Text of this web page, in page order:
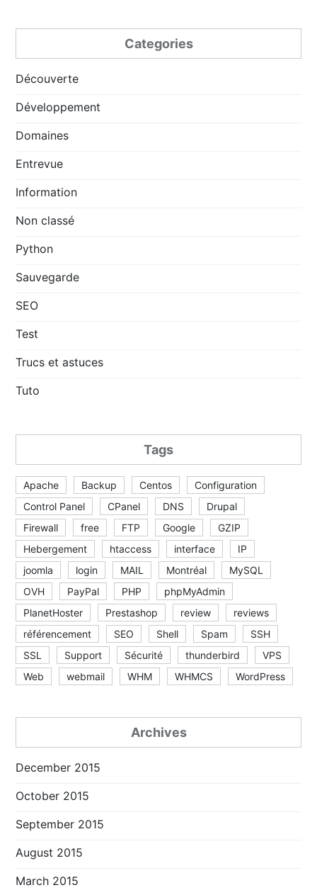
Categories
Découverte
Développement
Domaines
Entrevue
Information
Non classé
Python
Sauvegarde
SEO
Test
Trucs et astuces
Tuto
Tags
Apache Backup Centos
Configuration
Control Panel
CPanel DNS
Drupal
Firewall
free FTP Google
GZIP
Hebergement
htaccess interface
IP
joomla
login MAIL Montréal
MySQL
OVH
PayPal PHP
phpMyAdmin
PlanetHoster
Prestashop review
reviews
référencement
SEO Shell Spam
SSH
SSL
Support Sécurité thunderbird
VPS
Web
webmail WHM WHMCS WordPress
Archives
December 2015
October 2015
September 2015
August 2015
March 2015